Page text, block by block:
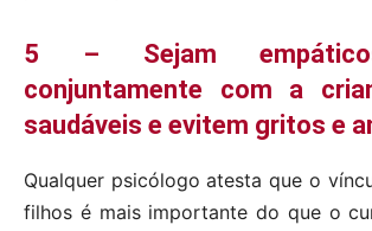
5 – Sejam
conjuntamente com a
saudáveis e evitem gritos e
Qualquer psicólogo atesta que o
filhos é mais importante do que o